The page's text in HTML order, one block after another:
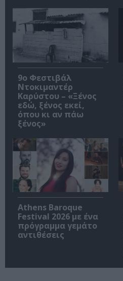
9ο Φεστιβάλ
Ντοκιμαντέρ
Καρύστου – «Ξένος
εδώ, ξένος εκεί,
όπου κι αν πάω
ξένος»
Athens Baroque
Festival 2026 με ένα
πρόγραμμα γεμάτο
αντιθέσεις